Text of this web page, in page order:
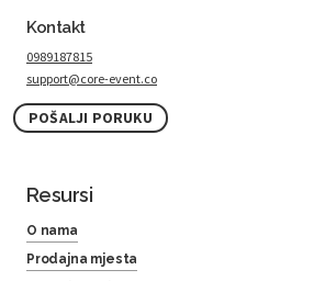
Kontakt
0989187815
support@core-event.co
POŠALJI PORUKU
Resursi
O nama
Prodajna mjesta